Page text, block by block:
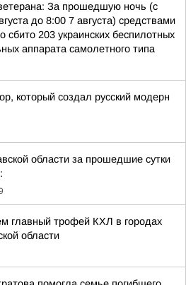
За прошедшую ночь (с
до 8:00 7 августа) средствами
203 украинских беспилотных
аппарата самолетного типа
который создал русский модерн
области за прошедшие сутки
главный трофей КХЛ в городах
области